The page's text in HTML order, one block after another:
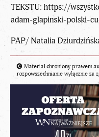
TEKSTU:https://
adam-glapinski-polski-
PAP/ Natalia
Materiał chroniony prawem
rozpowszechnianie wyłącznie za